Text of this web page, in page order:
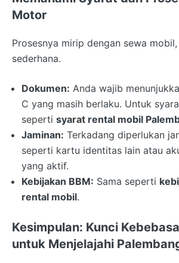
Motor
Prosesnya mirip dengan sewa
sederhana.
Dokumen: Anda wajib
C yang masih berlaku. Untuk
seperti syarat rental mobil
Jaminan: Terkadang diperlukan
seperti kartu identitas lain atau
yang aktif.
Kebijakan BBM: Sama seperti
rental mobil.
Kesimpulan: Kunci
untuk Menjelajahi